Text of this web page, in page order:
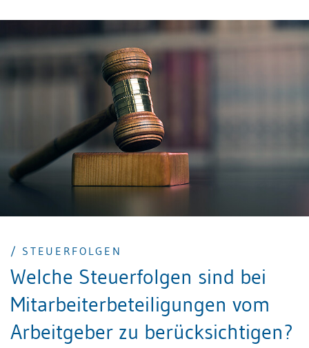
Strukturwandel direkt betroffen, andererseits
verfügen sie selten über die finanziellen Puffer
grosser Konzerne. Umso wichtiger wird ein
professionelles Finanzmanagement, das mehr kann
als nur Buchhaltung: Es geht um KMU-Liquidität und
dessen Steuerung, Anpassungsfähigkeit und
strategische Reservebildung. In diesem Kontext
gewinnt das Konzept „Liquiditätsmanagement im
/ STEUERFOLGEN
Welche Steuerfolgen sind bei
Mitarbeiterbeteiligungen vom
Arbeitgeber zu berücksichtigen?